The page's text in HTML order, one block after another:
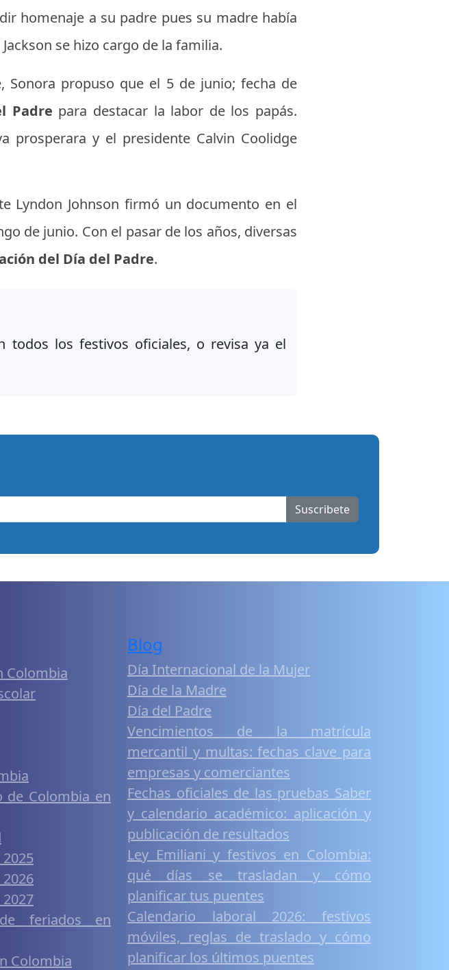
homenaje a su padre pues su madre había
se hizo cargo de la familia.
propuso que el 5 de junio; fecha de
Padre para destacar la labor de los papás.
prosperara y el presidente Calvin Coolidge
Lyndon Johnson firmó un documento en el
de junio. Con el pasar de los años, diversas
del Día del Padre.
todos los festivos oficiales, o revisa ya el
Suscribete
Colombia
de Colombia en
feriados en
Colombia
Blog
Día Internacional de la Mujer
Día de la Madre
Día del Padre
Vencimientos de la matrícula
mercantil y multas: fechas clave para
empresas y comerciantes
Fechas oficiales de las pruebas Saber
y calendario académico: aplicación y
publicación de resultados
Ley Emiliani y festivos en Colombia:
qué días se trasladan y cómo
planificar tus puentes
Calendario laboral 2026: festivos
móviles, reglas de traslado y cómo
planificar los últimos puentes